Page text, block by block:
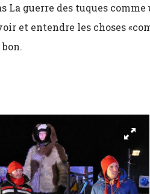
La guerre des tuques comme
et entendre les choses